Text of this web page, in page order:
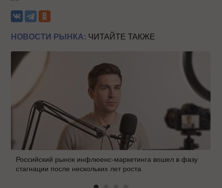
НОВОСТИ РЫНКА: ЧИТАЙТЕ ТАКЖЕ
Российский рынок инфлюенс-маркетинга вошел в фазу
стагнации после нескольких лет роста